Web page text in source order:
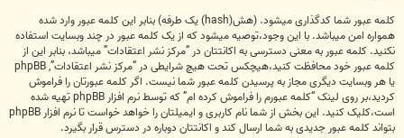
کلمه عبور شما کدگذاری میشود. (هش(hash) یک طرفه) بنابر این کلمه عبور وارد شده
همواره امن میباشد. با این وجود،توصیه میشود که از یک کلمه عبور در چند وبسایت استفاده
نکنید. کلمه عبور به معنی دسترسی به اکانتتان در “مرکز نشر اعتقادات” میباشد، بنابر این از
کلمه عبور خود محافظت کنید،هیچکس تحت هیچ شرایطی در “مرکز نشر اعتقادات”, phpBB
یا هر وبسایت دیگری مجاز به پرسیدن کلمه عبور شما نیست. اگر کلمه عبورتان را فراموش
کردید،بر روی لینک “کلمه عبورم را فراموش کرده ام” که توسط نرم افزار phpBB تهیه شده
است،کلیک کنید. این بخش از شما نام کاربری و ایمیلتان را خواهد خواست تا نرم افزار phpBB
بتواند کلمه عبور جدیدی به شما ارسال کند و اکانتتان دوباره در دسترس قرار بگیرد.